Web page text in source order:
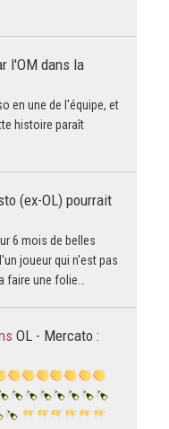
l'OM dans la
en une de l'équipe, et
histoire paraît
(ex-OL) pourrait
6 mois de belles
joueur qui n'est pas
faire une folie…
OL - Mercato :